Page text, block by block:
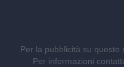
Per la pubblicità su questo
Per informazioni